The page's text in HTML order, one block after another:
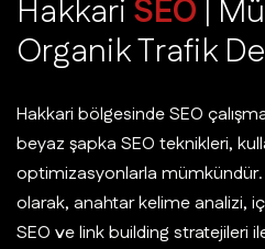
Hakkari SEO | Mü
OrganikTrafik De
Hakkari bölgesinde SEO
beyaz şapka SEO teknikleri,
optimizasyonlarla mümkündür.
olarak, anahtar kelime analizi,
SEO ve link building stratejileri